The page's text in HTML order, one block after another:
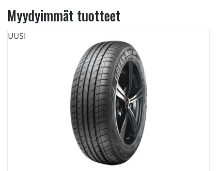
Myydyimmät tuotteet
UUSI